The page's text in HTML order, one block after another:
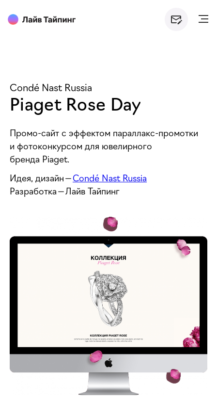
Condé Nast Russia
Piaget Rose Day
Промо-сайт с эффектом параллакс-промотки
и фотоконкурсом для ювелирного
бренда Piaget.
Идея, дизайн —Condé Nast Russia
Разработка — Лайв Тайпинг